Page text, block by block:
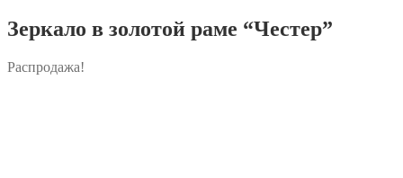
Зеркало в золотой раме “Честер”
Распродажа!